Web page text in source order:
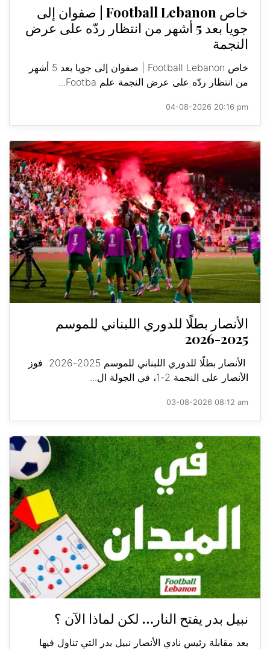
خاص Football Lebanon | صفوان إلى
جويا بعد 5 أشهر من انتظار ردّه على عرض
النجمة
خاص Football Lebanon | صفوان إلى جويا بعد 5 أشهر
من انتظار ردّه على عرض النجمة علم Footba...
04-08-2026 20:16 pm
الأنصار بطلًا للدوري اللبناني للموسم
2025-2026
الأنصار بطلًا للدوري اللبناني للموسم 2025-2026 فوز
الأنصار على النجمة 2-1، في الجولة ال...
03-08-2026 08:12 am
نبيل بدر يفتح النار… لكن لماذا الآن ؟
بعد مقابلة رئيس نادي الأنصار نبيل بدر التي تناول فيها